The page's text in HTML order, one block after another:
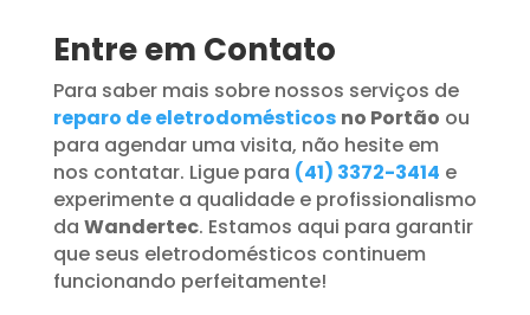
Entre em Contato
Para saber mais sobre nossos serviços de
reparo de eletrodomésticos no Portão ou
para agendar uma visita, não hesite em
nos contatar. Ligue para (41) 3372-3414 e
experimente a qualidade e profissionalismo
da Wandertec. Estamos aqui para garantir
que seus eletrodomésticos continuem
funcionando perfeitamente!